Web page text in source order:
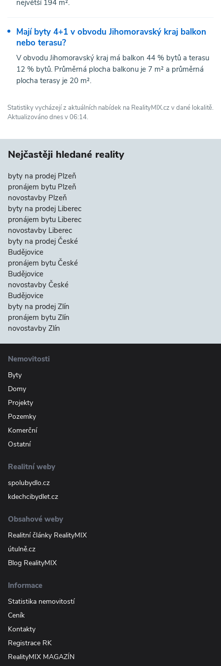
největší 194 m².
Mají byty 4+1 v obvodu Jihomoravský kraj balkon
nebo terasu?
V obvodu Jihomoravský kraj má balkon 44 % bytů a terasu
12 % bytů. Průměrná plocha balkonu je 7 m² a průměrná
plocha terasy je 20 m².
Statistiky vycházejí z aktuálních nabídek na RealityMIX.cz v dané lokalitě.
Aktualizováno dnes v 06:14.
Nejčastěji hledané reality
byty na prodej Plzeň
pronájem bytu Plzeň
novostavby Plzeň
byty na prodej Liberec
pronájem bytu Liberec
novostavby Liberec
byty na prodej České
Budějovice
pronájem bytu České
Budějovice
novostavby České
Budějovice
byty na prodej Zlín
pronájem bytu Zlín
novostavby Zlín
Nemovitosti
Byty
Domy
Projekty
Pozemky
Komerční
Ostatní
Realitní weby
spolubydlo.cz
kdechcibydlet.cz
Obsahové weby
Realitní články RealityMIX
útulně.cz
Blog RealityMIX
Informace
Statistika nemovitostí
Ceník
Kontakty
Registrace RK
RealityMIX MAGAZÍN